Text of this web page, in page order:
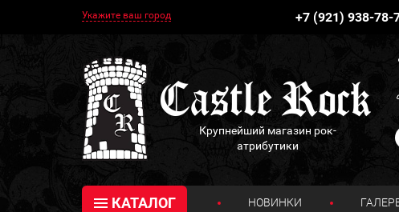
Укажите ваш город +7 (921) 938-78-
Крупнейший магазин рок-
атрибутики
КАТАЛОГ НОВИНКИ